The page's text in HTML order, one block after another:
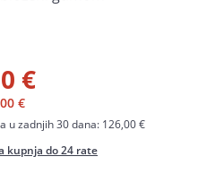
€
€
u zadnjih 30 dana: 126,00 €
kupnja do 24 rate